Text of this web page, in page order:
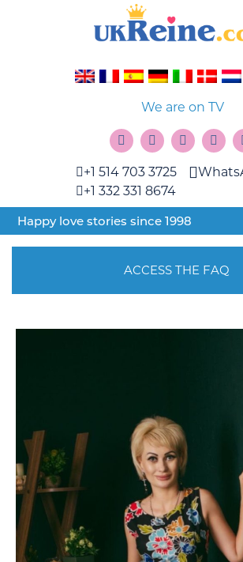
We are on TV
+1 514 703 3725
+1 332 331 8674
Happy love stories since 1998
ACCESS THE FAQ